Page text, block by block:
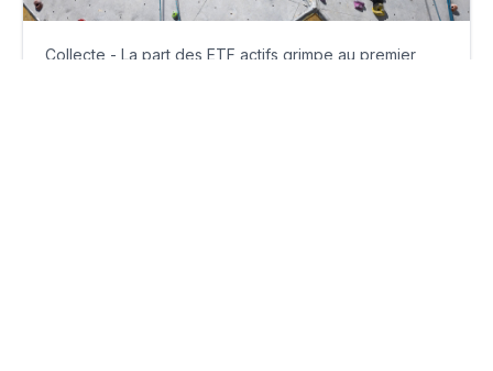
Collecte - La part des ETF actifs grimpe au premier